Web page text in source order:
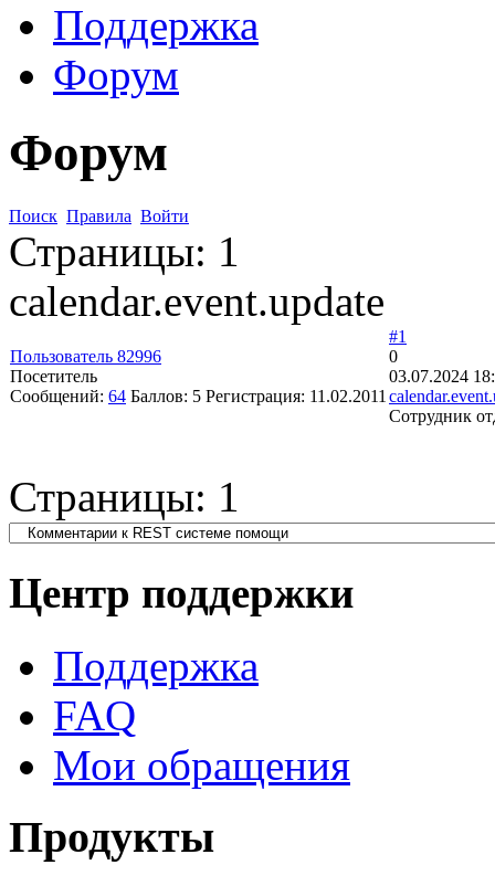
Поддержка
Форум
Форум
Поиск Правила Войти
Страницы: 1
calendar.event.update
Пользователь 82996
Посетитель
Сообщений: 64 Баллов: 5 Регистрация: 11.02.2011
#1
0
03.07.2024
Сотрудник
Страницы: 1
Центр поддержки
Поддержка
FAQ
Мои обращения
Продукты